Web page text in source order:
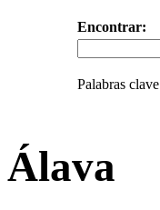
Encontrar:
Palabras
Álava